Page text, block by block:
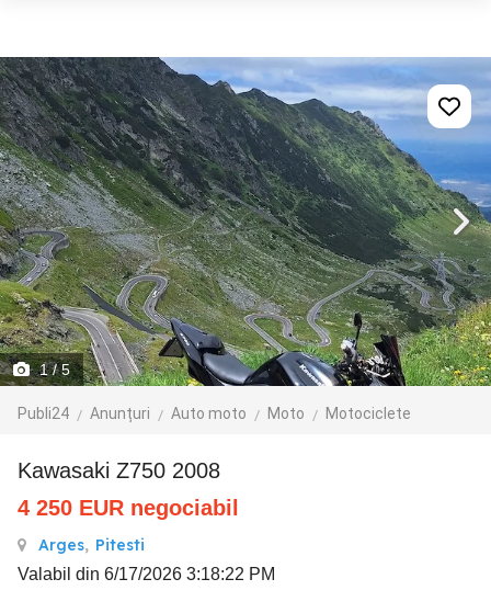
1/ 5
Publi24 Anunțuri Auto moto Moto Motociclete
Kawasaki Z750 2008
4 250 EUR negociabil
Arges, Pitesti
Valabil din 6/17/2026 3:18:22 PM